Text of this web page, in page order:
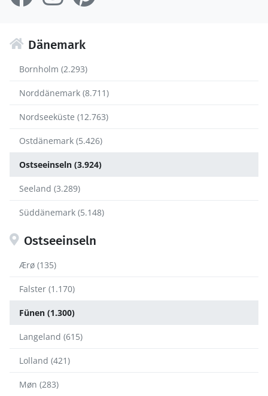
Dänemark
Bornholm (2.293)
Norddänemark (8.711)
Nordseeküste (12.763)
Ostdänemark (5.426)
Ostseeinseln (3.924)
Seeland (3.289)
Süddänemark (5.148)
Ostseeinseln
Ærø (135)
Falster (1.170)
Fünen (1.300)
Langeland (615)
Lolland (421)
Møn (283)